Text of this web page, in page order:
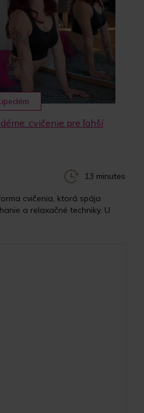
cvičenie pre ľahší
13 minutes
cvičenia, ktorá spája
a relaxačné techniky. U